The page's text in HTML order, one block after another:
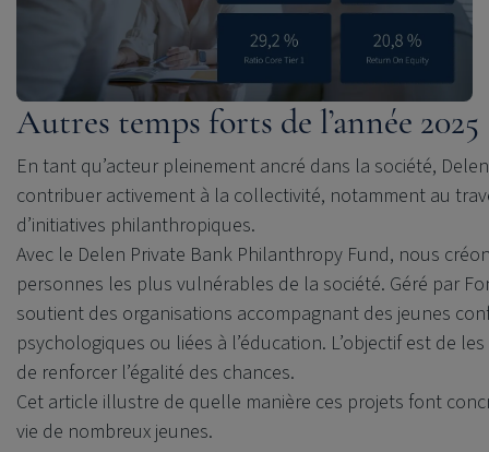
Autres temps forts de l’année 2025
En tant qu’acteur pleinement ancré dans la société,
contribuer activement à la collectivité, notamment au
d’initiatives philanthropiques.
Avec le Delen Private Bank Philanthropy Fund, nous
personnes les plus vulnérables de la société. Géré par
soutient des organisations accompagnant des jeunes
psychologiques ou liées à l’éducation. L’objectif est de
de renforcer l’égalité des chances.
Cet article illustre de quelle manière ces projets font
vie de nombreux jeunes.